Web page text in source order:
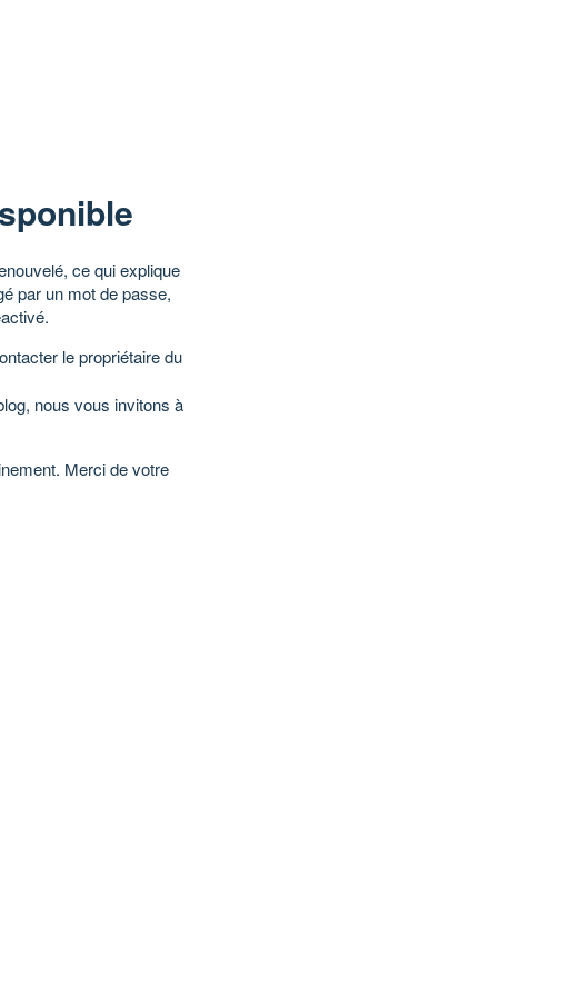
ce qui explique
par un mot de passe,
le propriétaire du
nous vous invitons à
Merci de votre